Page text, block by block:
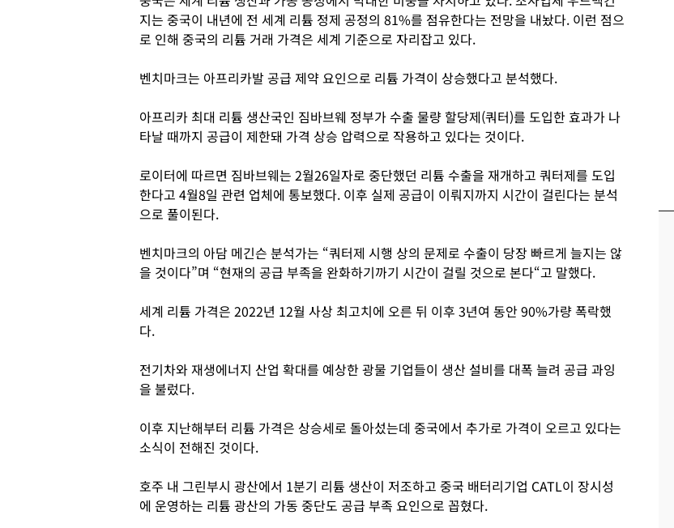
지는 중국이 내년에 전 세계 리튬 정제 공정의 81%를 점유한다는 전망을 내놨다. 이런 점으
로 인해 중국의 리튬 거래 가격은 세계 기준으로 자리잡고 있다.
벤치마크는 아프리카발 공급 제약 요인으로 리튬 가격이 상승했다고 분석했다.
아프리카 최대 리튬 생산국인 짐바브웨 정부가 수출 물량 할당제(쿼터)를 도입한 효과가 나
타날 때까지 공급이 제한돼 가격 상승 압력으로 작용하고 있다는 것이다.
로이터에 따르면 짐바브웨는 2월26일자로 중단했던 리튬 수출을 재개하고 쿼터제를 도입
한다고 4월8일 관련 업체에 통보했다. 이후 실제 공급이 이뤄지까지 시간이 걸린다는 분석
으로 풀이된다.
벤치마크의 아담 메긴슨 분석가는 “쿼터제 시행 상의 문제로 수출이 당장 빠르게 늘지는 않
을 것이다”며 “현재의 공급 부족을 완화하기까기 시간이 걸릴 것으로 본다“고 말했다.
세계 리튬 가격은 2022년 12월 사상 최고치에 오른 뒤 이후 3년여 동안 90%가량 폭락했
다.
전기차와 재생에너지 산업 확대를 예상한 광물 기업들이 생산 설비를 대폭 늘려 공급 과잉
을 불렀다.
이후 지난해부터 리튬 가격은 상승세로 돌아섰는데 중국에서 추가로 가격이 오르고 있다는
소식이 전해진 것이다.
호주 내 그린부시 광산에서 1분기 리튬 생산이 저조하고 중국 배터리기업 CATL이 장시성
에 운영하는 리튬 광산의 가동 중단도 공급 부족 요인으로 꼽혔다.